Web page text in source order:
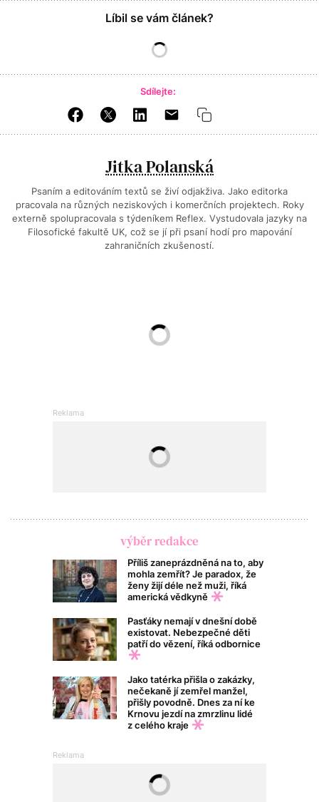
Líbil se vám článek?
Sdílejte:
Jitka Polanská
Psaním a editováním textů se živí odjakživa. Jako editorka
pracovala na různých neziskových i komerčních projektech. Roky
externě spolupracovala s týdeníkem Reflex. Vystudovala jazyky na
Filosofické fakultě UK, což se jí při psaní hodí pro mapování
zahraničních zkušeností.
výběr redakce
Příliš zaneprázdněná na to, aby
mohla zemřít? Je paradox, že
ženy žijí déle než muži, říká
americká vědkyně
Pasťáky nemají v dnešní době
existovat. Nebezpečné děti
patří do vězení, říká odbornice
Jako tatérka přišla o zakázky,
nečekaně jí zemřel manžel,
přišly povodně. Dnes za ní ke
Krnovu jezdí na zmrzlinu lidé
z celého kraje